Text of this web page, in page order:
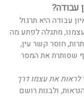
עבודה?
עבודה היא תרגול
מתגלה לפתע מה
חוסר קשר עין,
שסותרת את המסר
לראות את עצמו דרך
ולבנות רושם